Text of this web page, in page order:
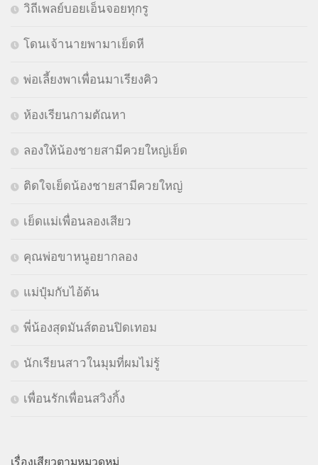
วิถีเพลย์บอยเอ็นจอยทุกรู
โดนเจ้านายพามาเย็ดหี
พ่อเลี้ยงพาเพื่อนมาเรียงคิว
ห้องเรียนกามตัณหา
ลองให้น้องชายสามีควยใหญ่เย็ด
ติดใจเย็ดน้องชายสามีควยใหญ่
เย็ดแม่เพื่อนลองเสียว
คุณพ่อขาหนูอยากลอง
แม่ปุ๋มกับไอ้ต้น
พี่น้องสุดมันส์ตอนปิดเทอม
นักเรียนสาวในมุมที่ผมไม่รู้
เพื่อนรักเพื่อนสวิงกิ้ง
เรื่องเสียวตามหมวดหมู่